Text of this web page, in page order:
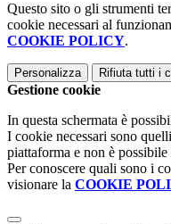
Questo sito o gli strumenti
cookie necessari al
COOKIE POLICY.
Personalizza Rifiuta tutti i
Gestione cookie
In questa schermata è
I cookie necessari sono
piattaforma e non è
Per conoscere quali sono i
visionare la COOKIE